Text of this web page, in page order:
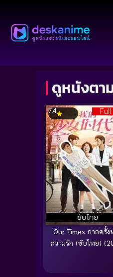
ดูหนังตา
ซับไทย
7.4
Our Times กาลครั้ง
ความรัก (ซับไทย)